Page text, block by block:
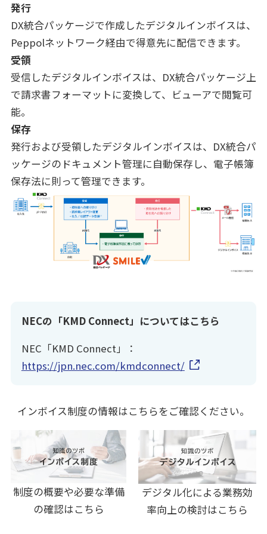
発行
DX統合パッケージで作成したデジタルインボイスは、
Peppolネットワーク経由で得意先に配信できます。
受領
受信したデジタルインボイスは、DX統合パッケージ上
で請求書フォーマットに変換して、ビューアで閲覧可
能。
保存
発行および受領したデジタルインボイスは、DX統合パ
ッケージのドキュメント管理に自動保存し、電子帳簿
保存法に則って管理できます。
NECの「KMD Connect」についてはこちら
NEC「KMD Connect」：
https://jpn.nec.com/kmdconnect/
インボイス制度の情報はこちらをご確認ください。
制度の概要や必要な準備
の確認はこちら
デジタル化による業務効
率向上の検討はこちら